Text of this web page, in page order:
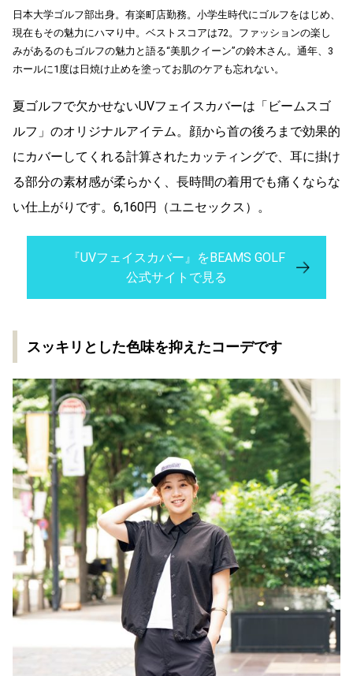
日本大学ゴルフ部出身。有楽町店勤務。小学生時代にゴルフをはじめ、
現在もその魅力にハマり中。ベストスコアは72。ファッションの楽し
みがあるのもゴルフの魅力と語る“美肌クイーン”の鈴木さん。通年、3
ホールに1度は日焼け止めを塗ってお肌のケアも忘れない。
夏ゴルフで欠かせないUVフェイスカバーは「ビームスゴ
ルフ」のオリジナルアイテム。顔から首の後ろまで効果的
にカバーしてくれる計算されたカッティングで、耳に掛け
る部分の素材感が柔らかく、長時間の着用でも痛くならな
い仕上がりです。6,160円（ユニセックス）。
『UVフェイスカバー』をBEAMS GOLF
公式サイトで見る
スッキリとした色味を抑えたコーデです